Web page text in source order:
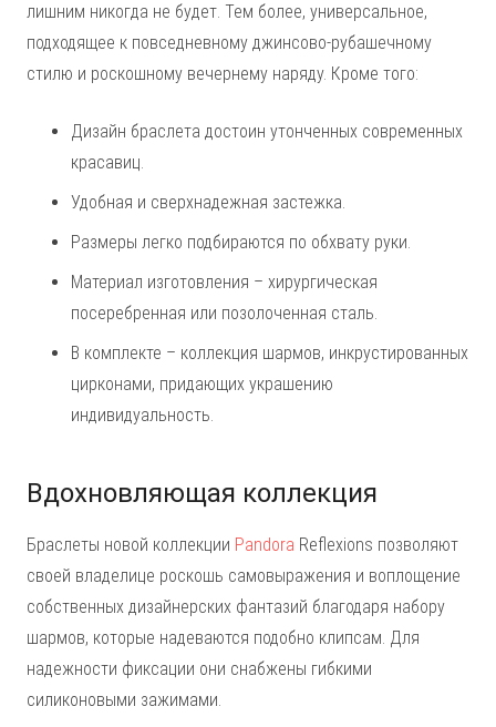
лишним никогда не будет. Тем более, универсальное,
подходящее к повседневному джинсово-рубашечному
стилю и роскошному вечернему наряду. Кроме того:
Дизайн браслета достоин утонченных современных
красавиц.
Удобная и сверхнадежная застежка.
Размеры легко подбираются по обхвату руки.
Материал изготовления – хирургическая
посеребренная или позолоченная сталь.
В комплекте – коллекция шармов, инкрустированных
цирконами, придающих украшению
индивидуальность.
Вдохновляющая коллекция
Браслеты новой коллекции Pandora Reflexions позволяют
своей владелице роскошь самовыражения и воплощение
собственных дизайнерских фантазий благодаря набору
шармов, которые надеваются подобно клипсам. Для
надежности фиксации они снабжены гибкими
силиконовыми зажимами.